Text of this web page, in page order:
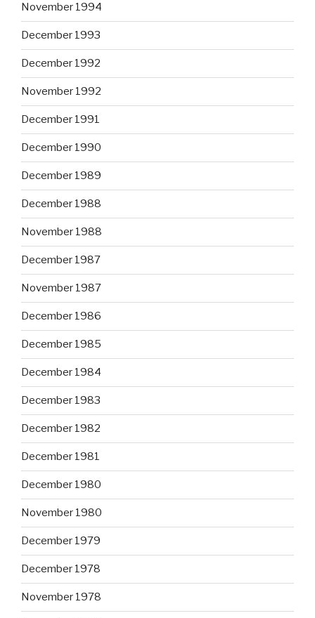
November 1994
December 1993
December 1992
November 1992
December 1991
December 1990
December 1989
December 1988
November 1988
December 1987
November 1987
December 1986
December 1985
December 1984
December 1983
December 1982
December 1981
December 1980
November 1980
December 1979
December 1978
November 1978